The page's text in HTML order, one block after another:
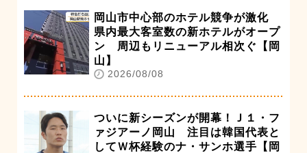
岡山市中心部のホテル競争が激化
県内最大客室数の新ホテルがオープ
ン 周辺もリニューアル相次ぐ【岡
山】
2026/08/08
ついに新シーズンが開幕！Ｊ１・フ
ァジアーノ岡山 注目は韓国代表と
してＷ杯経験のナ・サンホ選手【岡